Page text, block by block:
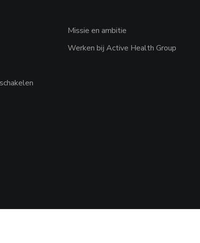
Missie en ambitie
Werken bij Active Health Group